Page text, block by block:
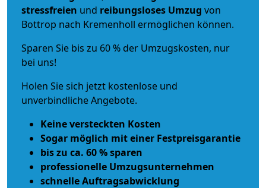
stressfreien und reibungsloses Umzug von
Bottrop nach Kremenholl ermöglichen können.
Sparen Sie bis zu 60 % der Umzugskosten, nur
bei uns!
Holen Sie sich jetzt kostenlose und
unverbindliche Angebote.
Keine versteckten Kosten
Sogar möglich mit einer Festpreisgarantie
bis zu ca. 60 % sparen
professionelle Umzugsunternehmen
schnelle Auftragsabwicklung